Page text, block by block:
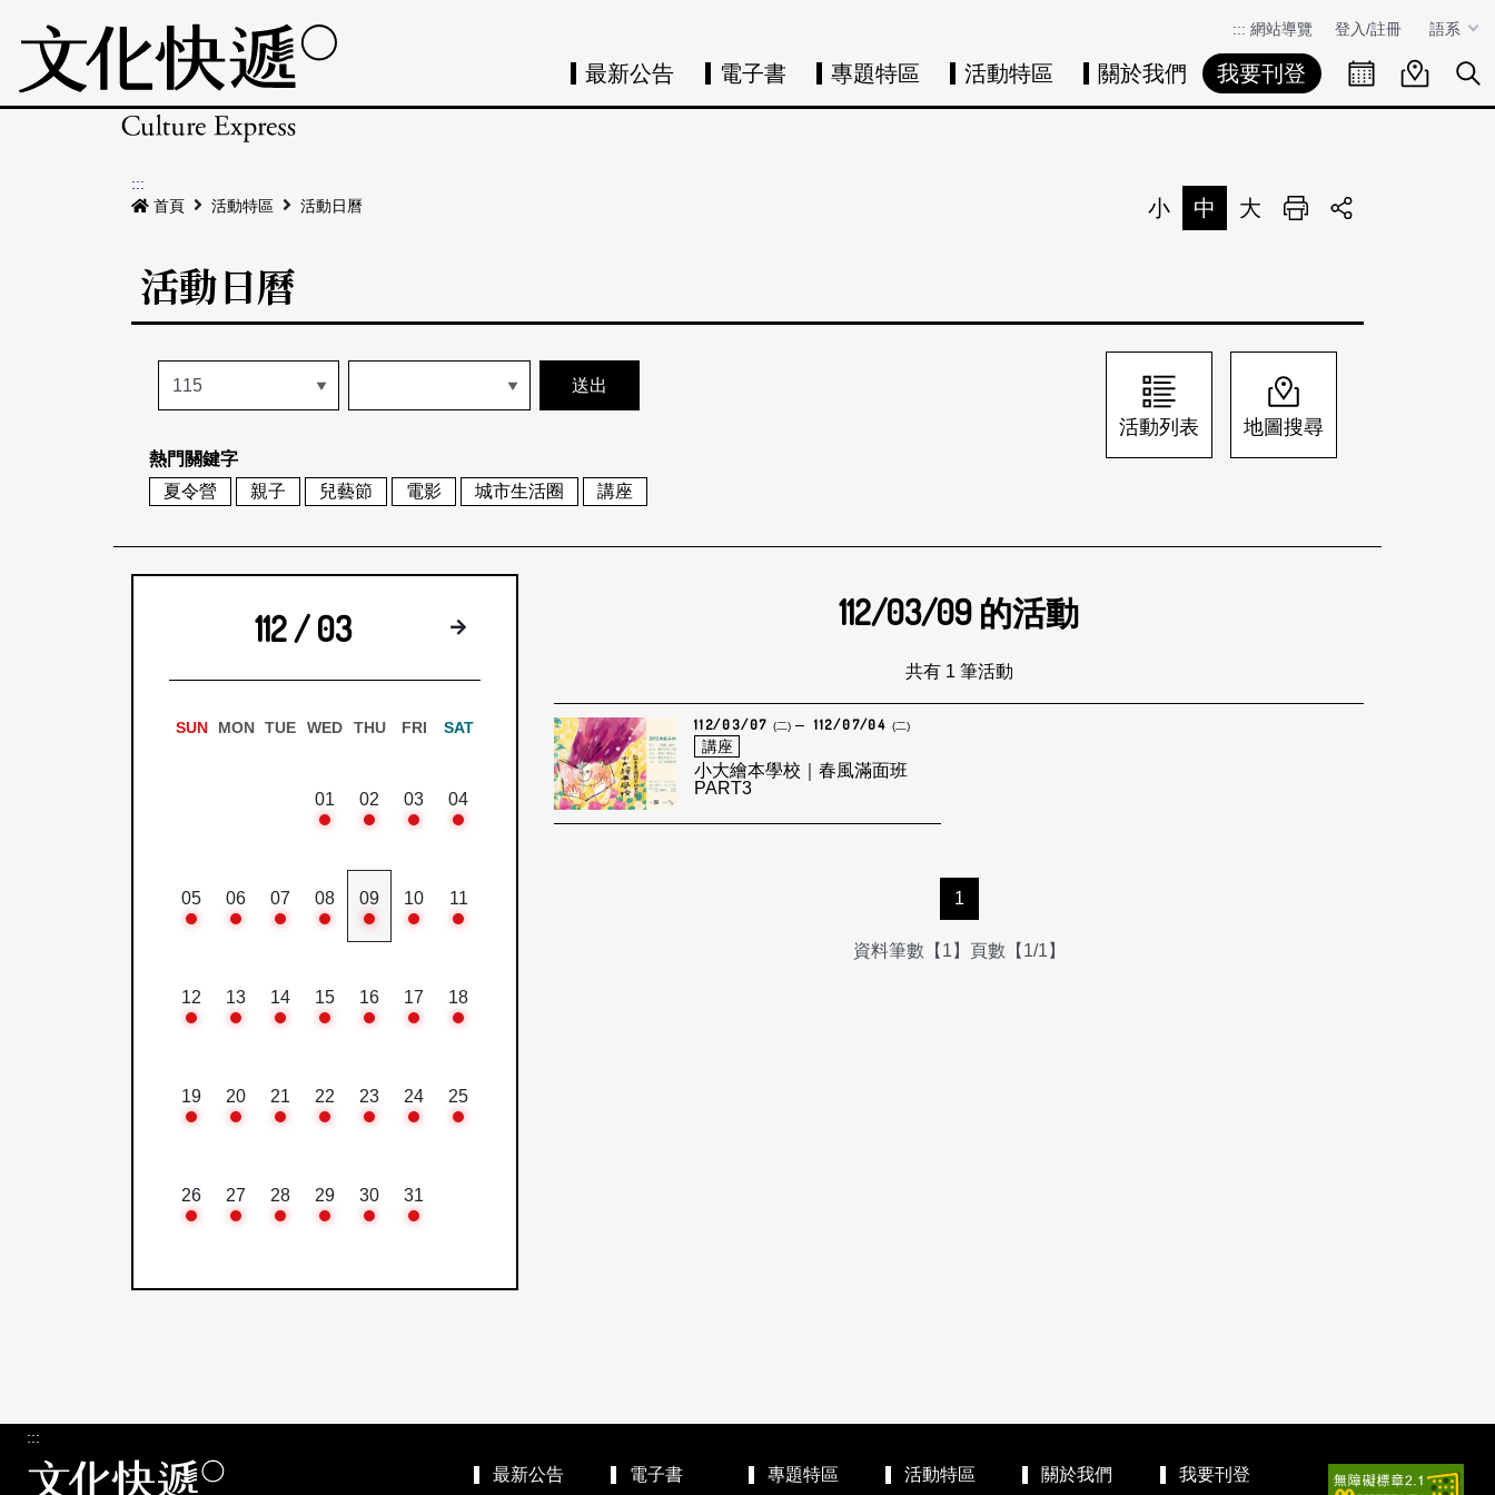
::: 網站導覽 登入/註冊 語系
最新公告 電子書 專題特區 活動特區 關於我們 我要刊登 活動日曆活動地圖展
:::
首頁
活動特區 活動日曆 小 中 大 列印
活動日曆
熱門關鍵字
夏令營
親子 兒藝節 電影 城市生活圈 講座
活動列表 地圖搜尋
112 / 03 下個月
SUN MON TUE WED THU FRI SAT
01 02 03 04
05 06 07 08 09 10 11
12 13 14 15 16 17 18
19 20 21 22 23 24 25
26 27 28 29 30 31
112/03/09 的活動
共有 1 筆活動
112/03/07 (二) 112/07/04 (二)
講座
小大繪本學校｜春風滿面班
PART3
1
資料筆數【1】頁數【1/1】
:::
最新公告 電子書 專題特區 活動特區 關於我們 我要刊登